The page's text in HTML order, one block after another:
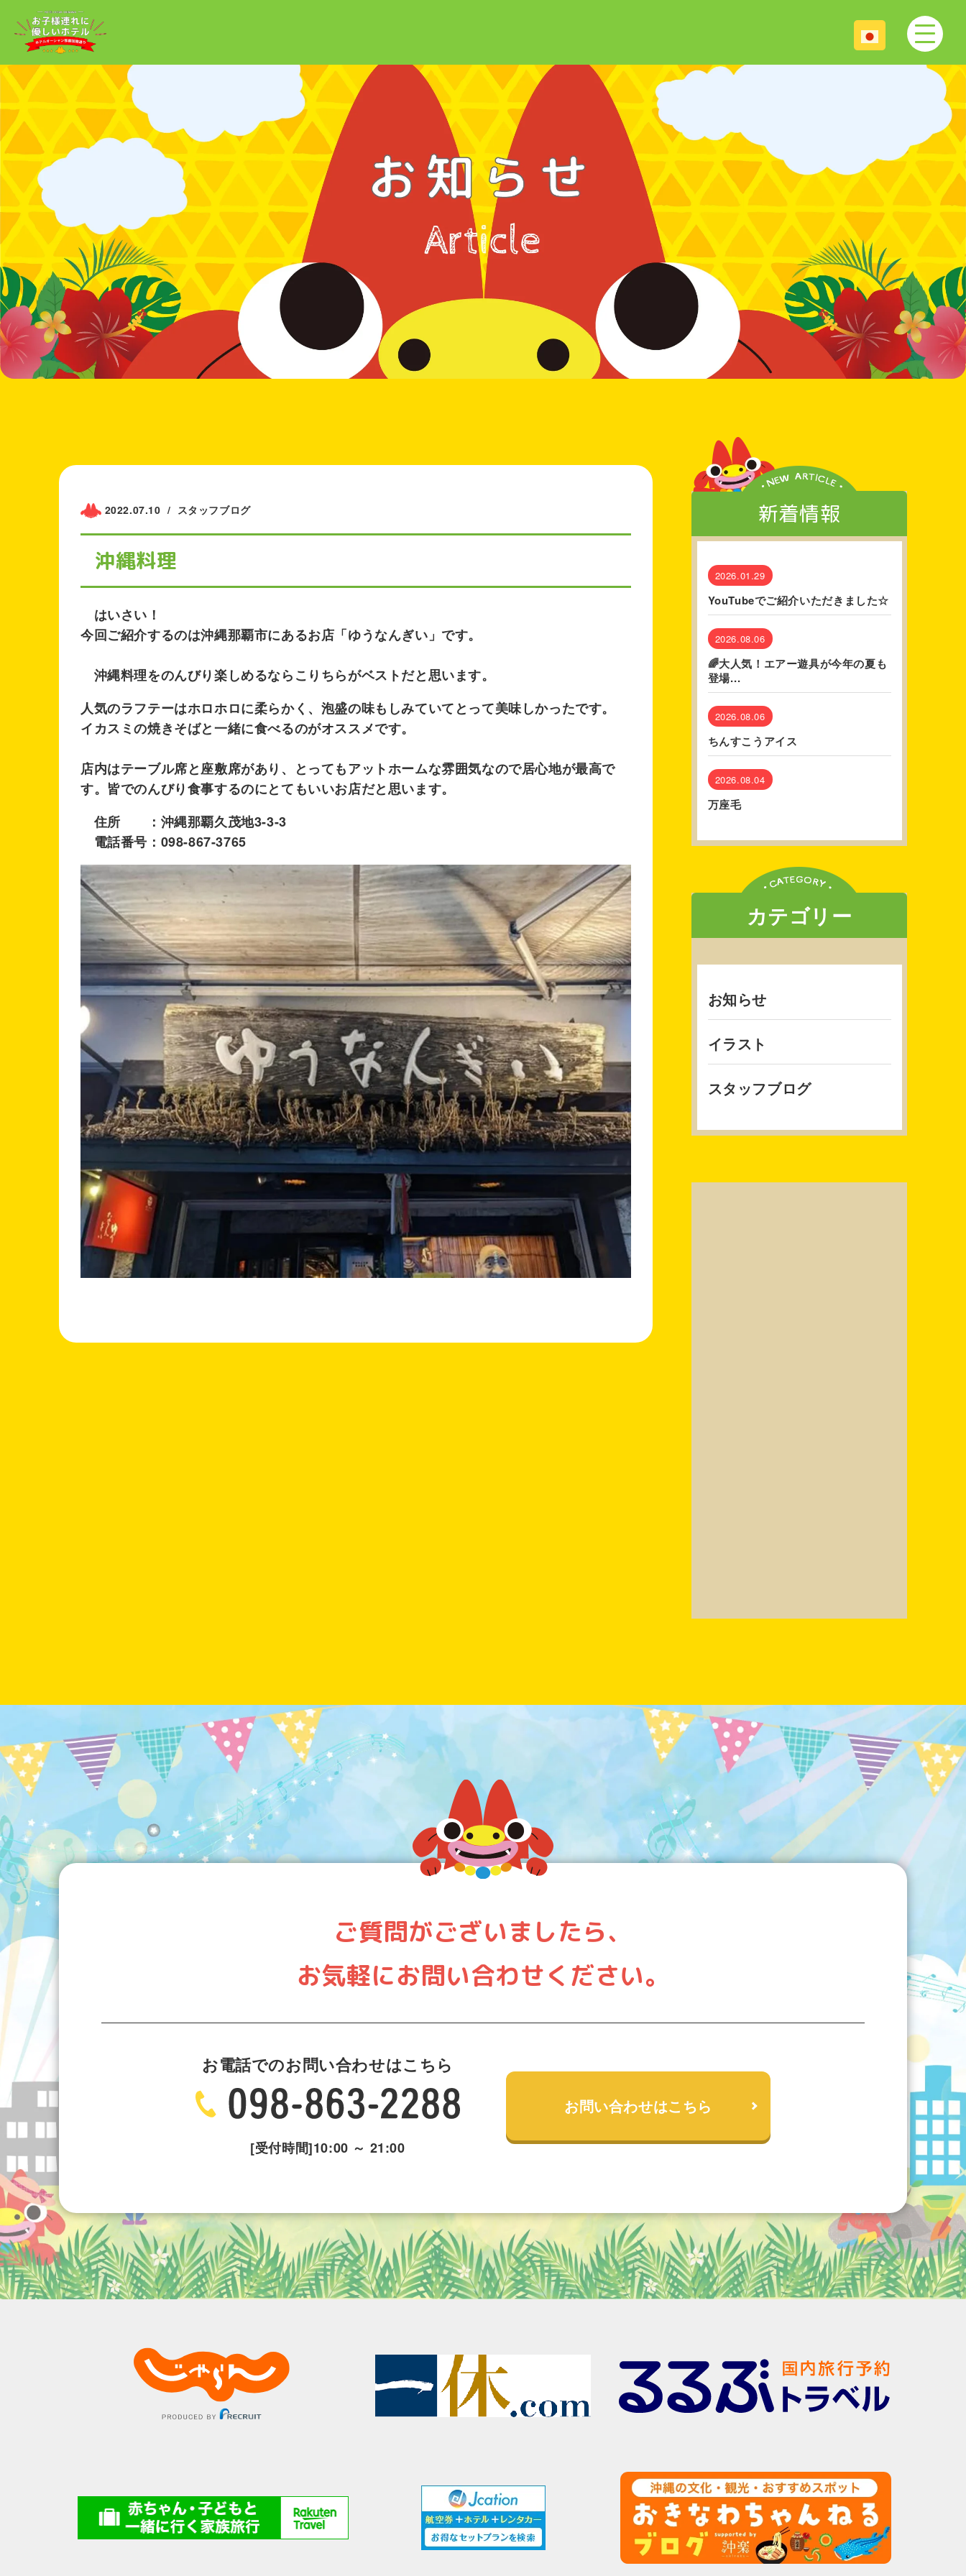
2022.07.10 / スタッフブログ
沖縄料理
はいさい！
今回ご紹介するのは沖縄那覇市にあるお店「ゆうなんぎい」です。
沖縄料理をのんびり楽しめるならこりちらがベストだと思います。
人気のラフテーはホロホロに柔らかく、泡盛の味もしみていてとって美味しかったです。
イカスミの焼きそばと一緒に食べるのがオススメです。
店内はテーブル席と座敷席があり、とってもアットホームな雰囲気なので居心地が最高で
す。皆でのんびり食事するのにとてもいいお店だと思います。
住所 ：沖縄那覇久茂地3-3-3
電話番号：098-867-3765
新着情報
2026.01.29
YouTubeでご紹介いただきました☆
2026.08.06
🌈大人気！エアー遊具が今年の夏も
登場...
2026.08.06
ちんすこうアイス
2026.08.04
万座毛
カテゴリー
お知らせ
イラスト
スタッフブログ
ご質問がございましたら、
お気軽にお問い合わせください。
お電話でのお問い合わせはこちら
[受付時間]10:00 ～ 21:00
お問い合わせはこちら